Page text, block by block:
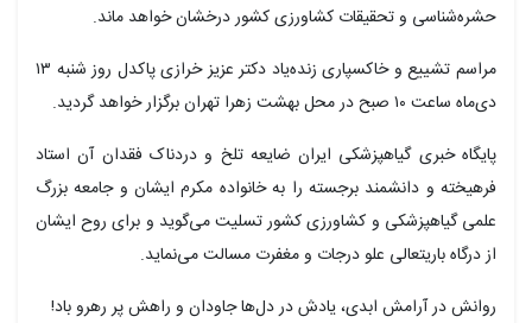
حشره‌شناسی و تحقیقات کشاورزی کشور درخشان خواهد ماند.
مراسم تشییع و خاکسپاری زنده‌یاد دکتر عزیز خرازی پاکدل روز شنبه ۱۳
دی‌ماه ساعت ۱۰ صبح در محل بهشت زهرا تهران برگزار خواهد گردید.
پایگاه خبری گیاهپزشکی ایران ضایعه تلخ و دردناک فقدان آن استاد
فرهیخته و دانشمند برجسته را به خانواده مکرم ایشان و جامعه بزرگ
علمی گیاهپزشکی و کشاورزی کشور تسلیت می‌گوید و برای روح ایشان
از درگاه باریتعالی علو درجات و مغفرت مسالت می‌نماید.
روانش در آرامش ابدی، یادش در دل‌ها جاودان و راهش پر رهرو باد!